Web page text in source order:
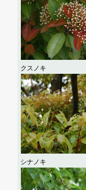
クスノキ
シナノキ